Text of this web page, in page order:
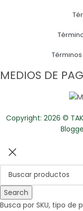
MEDIOS DE
Copyright: 2026 ©
Search
Busca por SKU, tipo